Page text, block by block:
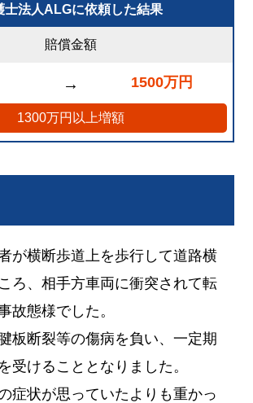
士法人ALGに依頼した結果
賠償金額
→ 1500万円
1300万円以上増額
が横断歩道上を歩行して道路横
ろ、相手方車両に衝突されて転
故態様でした。
板断裂等の傷病を負い、一定期
受けることとなりました。
症状が思っていたよりも重かっ